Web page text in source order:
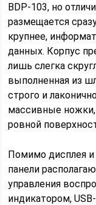
BDP-103, но
размещается
крупнее,
данных. Корпус
лишь слегка
выполненная из
строго и
массивные
ровной
Помимо дисплея и
панели
управления
индикатором,